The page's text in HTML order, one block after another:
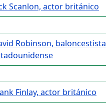
Scanlon, actor británico
Robinson, baloncestista
Finlay, actor británico